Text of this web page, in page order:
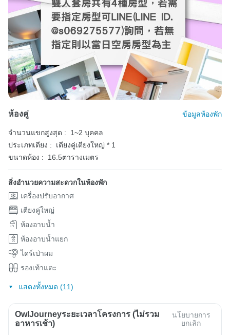
ห้องคู่ ข้อมูลห้องพัก
จำนวนแขกสูงสุด :
1~2 บุคคล
ประเภทเตียง :
เตียงคู่เตียงใหญ่ * 1
ขนาดห้อง :
16.5ตารางเมตร
สิ่งอำนวยความสะดวกในห้องพัก
เครื่องปรับอากาศ
เตียงคู่ใหญ่
ห้องอาบน้ำ
ห้องอาบน้ำแยก
ไดร์เป่าผม
รองเท้าแตะ
แสดงทั้งหมด (11)
OwlJourneyระยะเวลาโครงการ (ไม่รวม
อาหารเช้า)
นโยบายการ
ยกเลิก